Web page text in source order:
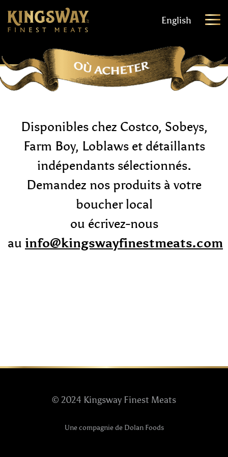
English
Disponibles chez Costco, Sobeys,
Farm Boy, Loblaws et détaillants
indépendants sélectionnés.
Demandez nos produits à votre
boucher local
ou écrivez-nous
au info@kingswayfinestmeats.com
© 2024 Kingsway Finest Meats
Une compagnie de Dolan Foods